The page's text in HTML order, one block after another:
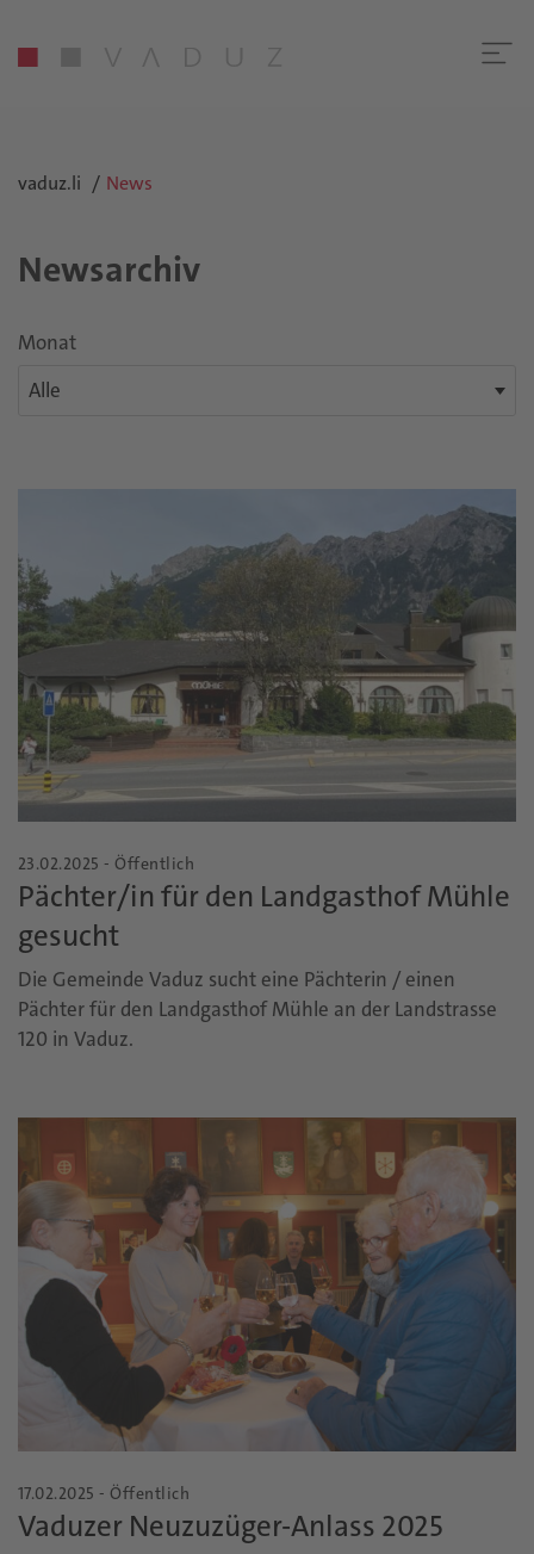
vaduz.li News
Newsarchiv
Monat
23.02.2025 - Öffentlich
Pächter/in für den Landgasthof Mühle
gesucht
Die Gemeinde Vaduz sucht eine Pächterin / einen
Pächter für den Landgasthof Mühle an der Landstrasse
120 in Vaduz.
17.02.2025 - Öffentlich
Vaduzer Neuzuzüger-Anlass 2025